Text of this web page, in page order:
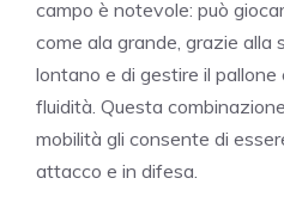
campo è notevole: può
come ala grande, grazie alla
lontano e di gestire il
fluidità. Questa
mobilità gli consente di
attacco e in difesa.